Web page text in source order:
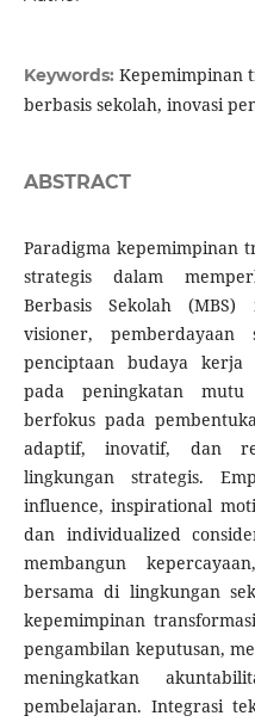
Keywords: Kepemimpinan
berbasis sekolah, inovasi
ABSTRACT
Paradigma kepemimpinan
strategis dalam
Berbasis Sekolah
visioner,
penciptaan budaya
pada peningkatan
berfokus pada
adaptif, inovatif, dan
lingkungan strategis.
influence, inspirational
dan individualized
membangun
bersama di lingkungan
kepemimpinan
pengambilan keputusan,
meningkatkan
pembelajaran. Integrasi